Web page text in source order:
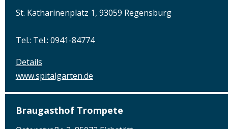
St. Katharinenplatz 1, 93059 Regensburg
Tel.: Tel.: 0941-84774
Details
www.spitalgarten.de
Braugasthof Trompete